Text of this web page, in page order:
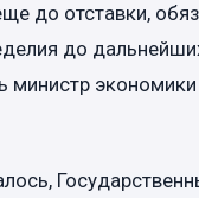
до отставки,
до
министр